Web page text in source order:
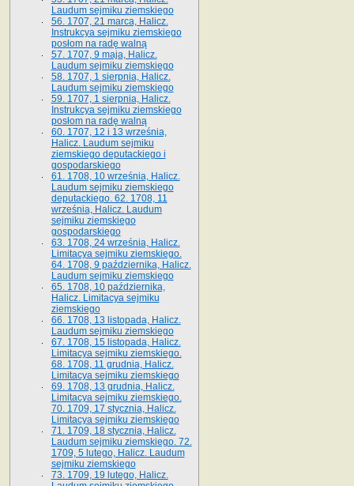
Laudum sejmiku ziemskiego
56. 1707, 21 marca, Halicz.
Instrukcya sejmiku ziemskiego
posłom na radę walną
57. 1707, 9 maja, Halicz.
Laudum sejmiku ziemskiego
58. 1707, 1 sierpnia, Halicz.
Laudum sejmiku ziemskiego
59. 1707, 1 sierpnia, Halicz.
Instrukcya sejmiku ziemskiego
posłom na radę walną
60. 1707, 12 i 13 września,
Halicz. Laudum sejmiku
ziemskiego deputackiego i
gospodarskiego
61. 1708, 10 września, Halicz.
Laudum sejmiku ziemskiego
deputackiego. 62. 1708, 11
września, Halicz. Laudum
sejmiku ziemskiego
gospodarskiego
63. 1708, 24 września, Halicz.
Limitacya sejmiku ziemskiego.
64. 1708, 9 października, Halicz.
Laudum sejmiku ziemskiego
65­. 1708, 10 października,
Halicz. Limitacya sejmiku
ziemskiego
66. 1708, 13 listopada, Halicz.
Laudum sejmiku ziemskiego
67. 1708, 15 listopada, Halicz.
Limitacya sejmiku ziemskiego.
68. 1708, 11 grudnia, Halicz.
Limitacya sejmiku ziemskiego
69. 1708, 13 grudnia, Halicz.
Limitacya sejmiku ziemskiego.
70. 1709, 17 stycznia, Halicz.
Limitacya sejmiku ziemskiego
71. 1709, 18 stycznia, Halicz.
Laudum sejmiku ziemskiego. 72.
1709, 5 lutego, Halicz. Laudum
sejmiku ziemskiego
73. 1709, 19 lutego, Halicz.